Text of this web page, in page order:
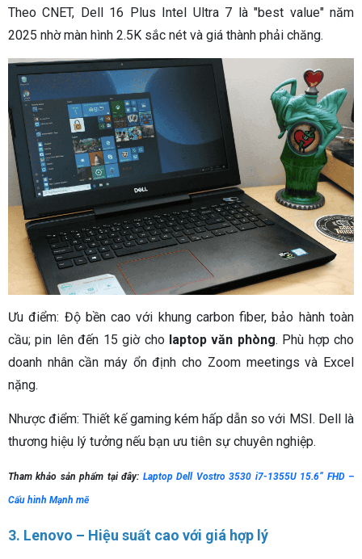
Theo CNET, Dell 16 Plus Intel Ultra 7 là "best value" năm
2025 nhờ màn hình 2.5K sắc nét và giá thành phải chăng.
Ưu điểm: Độ bền cao với khung carbon fiber, bảo hành toàn
cầu; pin lên đến 15 giờ cho laptop văn phòng. Phù hợp cho
doanh nhân cần máy ổn định cho Zoom meetings và Excel
nặng.
Nhược điểm: Thiết kế gaming kém hấp dẫn so với MSI. Dell là
thương hiệu lý tưởng nếu bạn ưu tiên sự chuyên nghiệp.
Tham khảo sản phẩm tại đây: Laptop Dell Vostro 3530 i7-1355U 15.6” FHD –
Cấu hình Mạnh mẽ
3. Lenovo – Hiệu suất cao với giá hợp lý